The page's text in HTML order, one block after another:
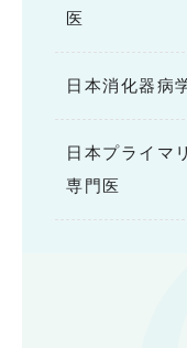
医
日本消化器病
日本プライマ
専門医